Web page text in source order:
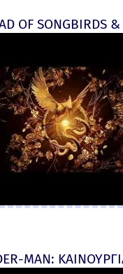
OF SONGBIRDS
Hulk - 2008
MAN: